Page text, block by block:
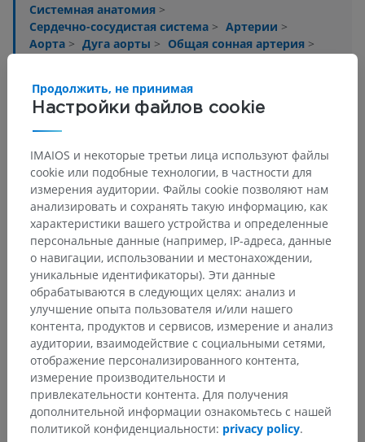
Системная анатомия >
Сердечно-сосудистая система > Артерии >
Аорта > Дуга аорты > Общая сонная артерия >
Ветви к ядрам гипоталамуса
Основные структуры:
Нейроанатомия человека
Переводы
Заметили ошибку?
Не стесняйтесь предложить поправку, свою версию
перевода или решение по улучшению контента.
Сообщить об ошибке
Настройки файлов cookie
Продолжить, не принимая
IMAIOS и некоторые третьи лица используют файлы
cookie или подобные технологии, в частности для
измерения аудитории. Файлы cookie позволяют нам
анализировать и сохранять такую информацию, как
характеристики вашего устройства и определенные
персональные данные (например, IP-адреса, данные
о навигации, использовании и местонахождении,
уникальные идентификаторы). Эти данные
обрабатываются в следующих целях: анализ и
улучшение опыта пользователя и/или нашего
контента, продуктов и сервисов, измерение и анализ
аудитории, взаимодействие с социальными сетями,
отображение персонализированного контента,
измерение производительности и
привлекательности контента. Для получения
дополнительной информации ознакомьтесь с нашей
политикой конфиденциальности: privacy policy.